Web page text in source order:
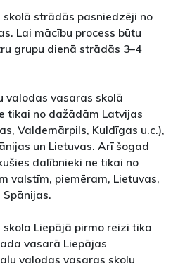
strādās pasniedzēji no
Lai mācību process būtu
grupu dienā strādās 3–4
valodas vasaras skolā
tikai no dažādām Latvijas
Valdemārpils, Kuldīgas u.c.),
un Lietuvas. Arī šogad
dalībnieki ne tikai no
valstīm, piemēram, Lietuvas,
Liepājā pirmo reizi tika
vasarā Liepājas
valodas vasaras skolu